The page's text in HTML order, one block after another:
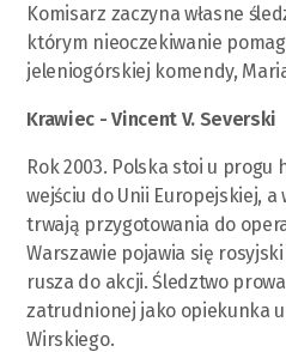
Komisarz zaczyna własne
którym nieoczekiwanie
jeleniogórskiej komendy,
Krawiec - Vincent V. Severski
Rok 2003. Polska stoi u progu
wejściu do Unii Europejskiej,
trwają przygotowania do
Warszawie pojawia się
rusza do akcji. Śledztwo
zatrudnionej jako opiekunka
Wirskiego.